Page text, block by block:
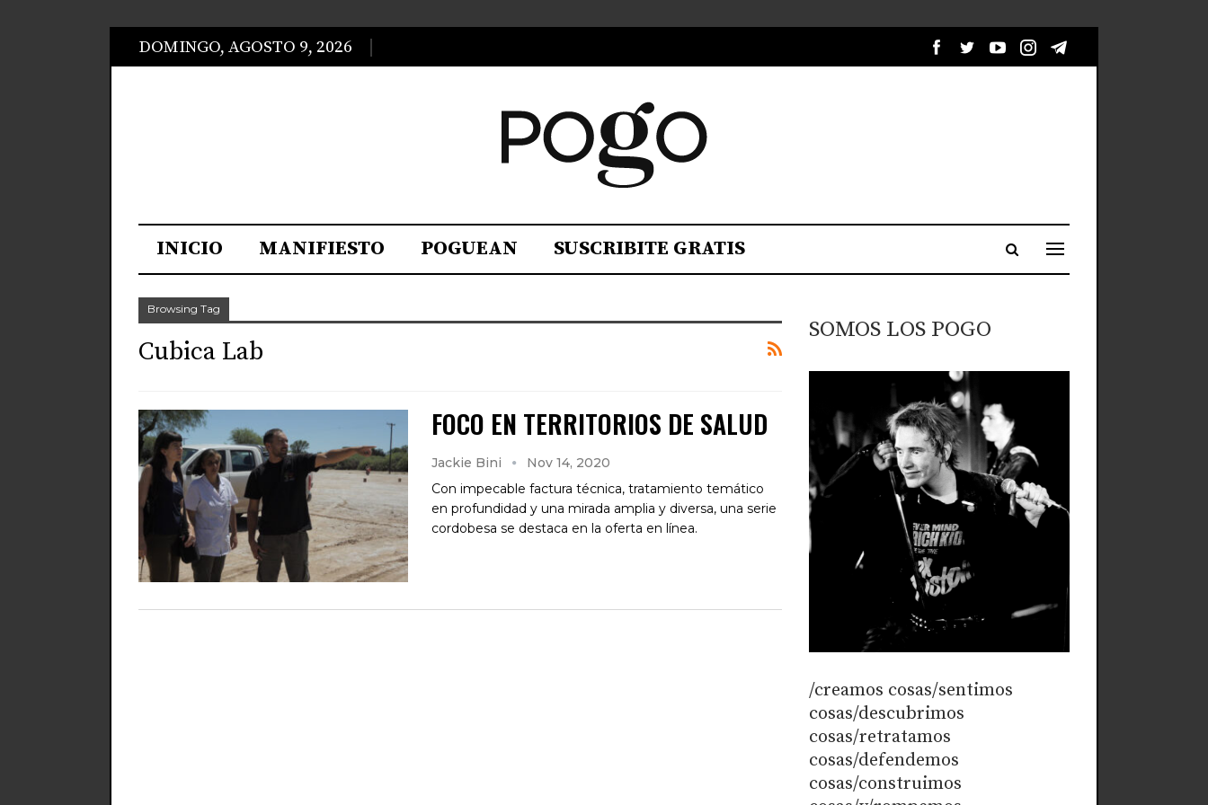
DOMINGO, AGOSTO 9, 2026
INICIO MANIFIESTO POGUEAN SUSCRIBITE GRATIS
Browsing Tag
Cubica Lab
FOCO EN TERRITORIOS DE SALUD
Jackie Bini
Nov 14, 2020
Con impecable factura técnica, tratamiento temático
en profundidad y una mirada amplia y diversa, una serie
cordobesa se destaca en la oferta en línea.
SOMOS LOS POGO
/creamos cosas/sentimos
cosas/descubrimos
cosas/retratamos
cosas/defendemos
cosas/construimos